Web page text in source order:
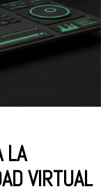
LA
VIRTUAL